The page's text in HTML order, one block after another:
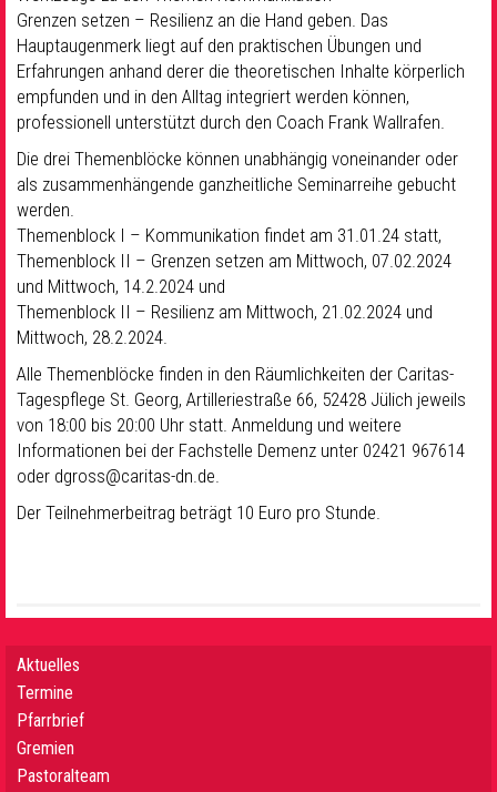
Grenzen setzen – Resilienz an die Hand geben. Das
Hauptaugenmerk liegt auf den praktischen Übungen und
Erfahrungen anhand derer die theoretischen Inhalte körperlich
empfunden und in den Alltag integriert werden können,
professionell unterstützt durch den Coach Frank Wallrafen.
Die drei Themenblöcke können unabhängig voneinander oder
als zusammenhängende ganzheitliche Seminarreihe gebucht
werden.
Themenblock I – Kommunikation findet am 31.01.24 statt,
Themenblock II – Grenzen setzen am Mittwoch, 07.02.2024
und Mittwoch, 14.2.2024 und
Themenblock II – Resilienz am Mittwoch, 21.02.2024 und
Mittwoch, 28.2.2024.
Alle Themenblöcke finden in den Räumlichkeiten der Caritas-
Tagespflege St. Georg, Artilleriestraße 66, 52428 Jülich jeweils
von 18:00 bis 20:00 Uhr statt. Anmeldung und weitere
Informationen bei der Fachstelle Demenz unter 02421 967614
oder dgross@caritas-dn.de.
Der Teilnehmerbeitrag beträgt 10 Euro pro Stunde.
Aktuelles
Termine
Pfarrbrief
Gremien
Pastoralteam